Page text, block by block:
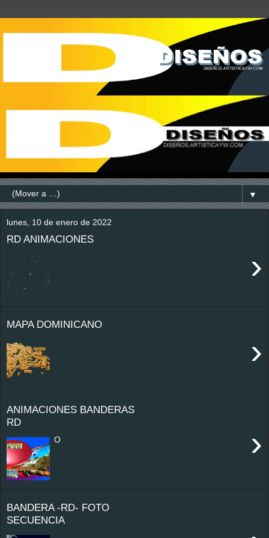
▼
lunes, 10 de enero de 2022
RD ANIMACIONES
›
MAPA DOMINICANO
›
ANIMACIONES BANDERAS
RD
›
O
BANDERA -RD- FOTO
SECUENCIA